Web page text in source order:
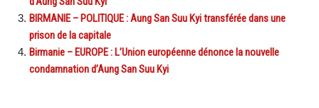
BIRMANIE – POLITIQUE : Aung San Suu Kyi transférée dans une
prison de la capitale
Birmanie – EUROPE : L’Union européenne dénonce la nouvelle
condamnation d’Aung San Suu Kyi